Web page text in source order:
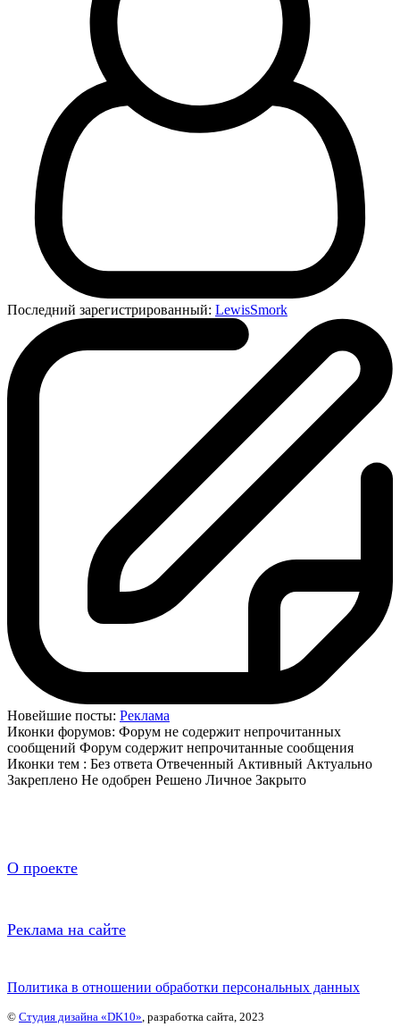
Последний зарегистрированный: LewisSmork
Новейшие посты: Реклама
Иконки форумов: Форум не содержит непрочитанных
сообщений Форум содержит непрочитанные сообщения
Иконки тем : Без ответа Отвеченный Активный Актуально
Закреплено Не одобрен Решено Личное Закрыто
О проекте
Реклама на сайте
Политика в отношении обработки персональных данных
© Студия дизайна «DK10», разработка сайта, 2023